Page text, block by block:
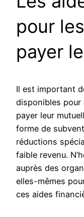
pour
payer
Il est important
disponibles pour
payer leur
forme de
réductions
faible revenu.
auprès des
elles-mêmes
ces aides